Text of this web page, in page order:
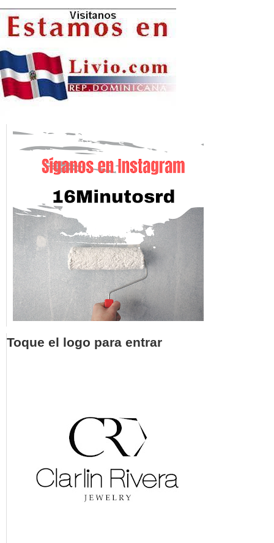
Toque el logo para entrar